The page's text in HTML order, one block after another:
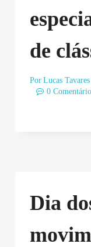
de
Por Lucas Tavares
0
Dia